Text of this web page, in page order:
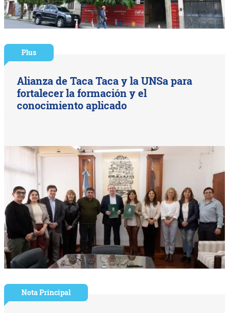
Plus
Alianza de Taca Taca y la UNSa para
fortalecer la formación y el
conocimiento aplicado
Nota Principal